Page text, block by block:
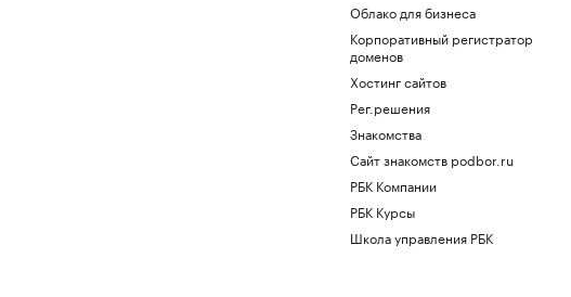
Облако для бизнеса
Корпоративный регистратор
доменов
Хостинг сайтов
Рег.решения
Знакомства
Сайт знакомств podbor.ru
РБК Компании
РБК Курсы
Школа управления РБК